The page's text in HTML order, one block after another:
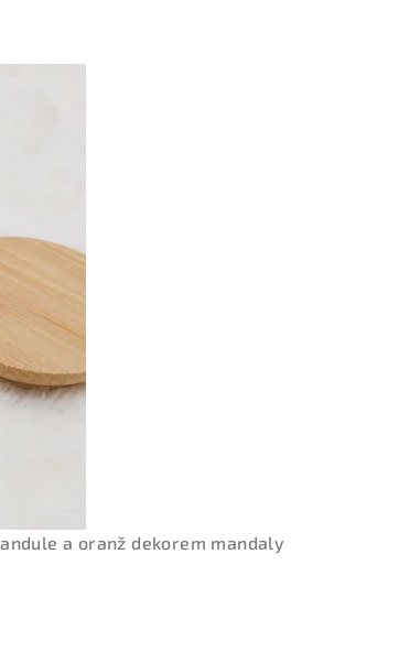
a oranž dekorem mandaly